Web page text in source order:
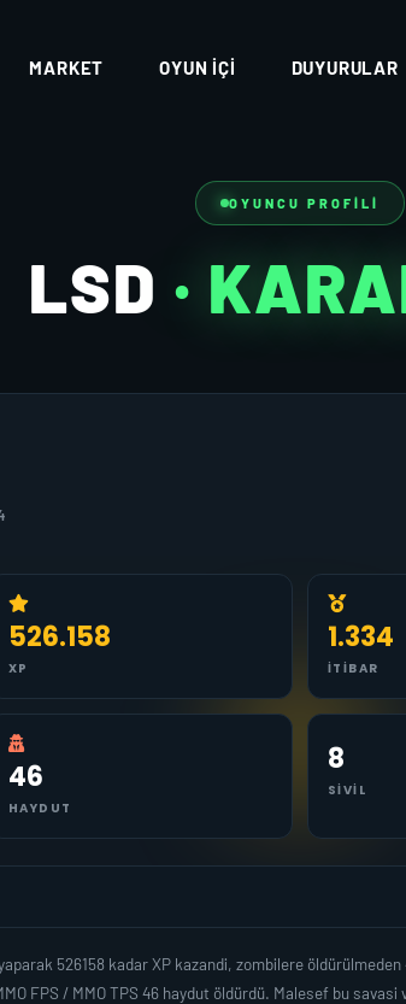
MARKET OYUN İÇI DUYURULAR
OYUNCU PROFILI
LSD ·
526.158
XP
1.334
İTIBAR
46
HAYDUT
8
SIVIL
526158 kadar XP kazandi, zombilere
FPS / MMO TPS 46 haydut öldürdü. Malesef bu